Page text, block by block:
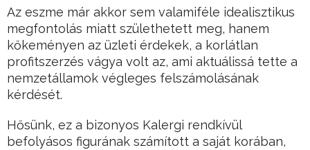
Az eszme már akkor sem valamiféle idealisztikus
megfontolás miatt születhetett meg, hanem
kőkeményen az üzleti érdekek, a korlátlan
profitszerzés vágya volt az, ami aktuálissá tette a
nemzetállamok végleges felszámolásának
kérdését.
Hősünk, ez a bizonyos Kalergi rendkívül
befolyásos figurának számított a saját korában,